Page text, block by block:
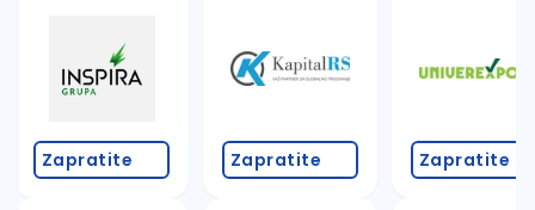
Zapratite Zapratite Zapratite